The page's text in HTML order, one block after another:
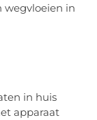
wegvloeien in
in huis
apparaat